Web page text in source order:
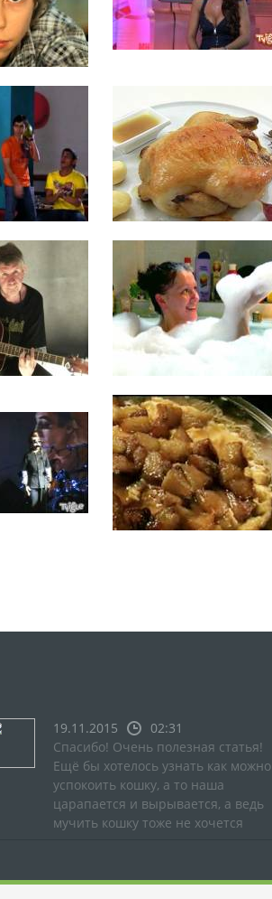
19.11.2015
02:31
Спасибо! Очень полезная статья!
Ещё бы хотелось узнать как можно
успокоить кошку, а то наша
царапается и вырывается, а ведь
мучить кошку тоже не хочется